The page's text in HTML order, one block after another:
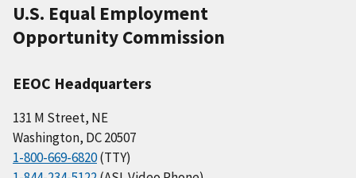
U.S. Equal Employment
Opportunity Commission
EEOC Headquarters
131 M Street, NE
Washington, DC 20507
1-800-669-6820(TTY)